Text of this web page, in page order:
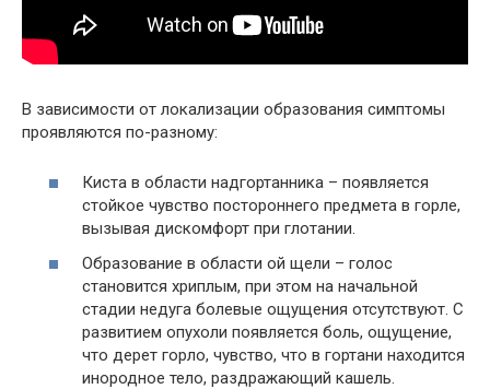
В зависимости от локализации образования симптомы
проявляются по-разному:
Киста в области надгортанника – появляется
стойкое чувство постороннего предмета в горле,
вызывая дискомфорт при глотании.
Образование в области ой щели – голос
становится хриплым, при этом на начальной
стадии недуга болевые ощущения отсутствуют. С
развитием опухоли появляется боль, ощущение,
что дерет горло, чувство, что в гортани находится
инородное тело, раздражающий кашель.